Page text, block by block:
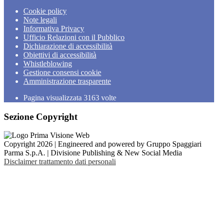
Cookie policy
Note legali
Informativa Privacy
Ufficio Relazioni con il Pubblico
Dichiarazione di accessibilità
Obiettivi di accessibilità
Whistleblowing
Gestione consensi cookie
Amministrazione trasparente
Pagina visualizzata 3163 volte
Sezione Copyright
Copyright 2026 | Engineered and powered by Gruppo Spaggiari
Parma S.p.A. | Divisione Publishing & New Social Media
Disclaimer trattamento dati personali